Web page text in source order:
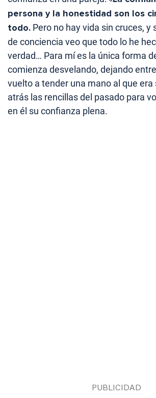
persona y la honestidad son los
todo. Pero no hay vida sin cruces, y
de conciencia veo que todo lo he
verdad… Para mí es la única forma
comienza desvelando, dejando
vuelto a tender una mano al que era
atrás las rencillas del pasado para
en él su confianza plena.